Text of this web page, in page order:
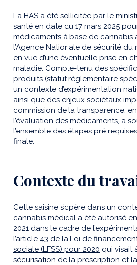
La HAS a été sollicitée par le
santé en date du 17 mars 2025
médicaments à base de cannabis
l’Agence Nationale de sécurité du
en vue d’une éventuelle prise en
maladie. Compte-tenu des
produits (statut réglementaire
un contexte d’expérimentation
ainsi que des enjeux sociétaux
commission de la transparence,
l’évaluation des médicaments, a
l’ensemble des étapes pré
finale.
Contexte du
Cette saisine s’opère dans un
cannabis médical a été autorisé
2021 dans le cadre de
l’article 43 de la Loi de
sociale (LFSS) pour 2020 qui visait
sécurisation de la prescription et